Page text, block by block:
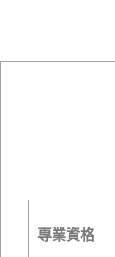
專業資格